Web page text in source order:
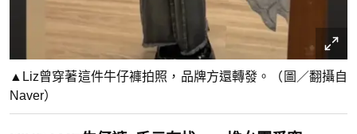
▲Liz曾穿著這件牛仔褲拍照，品牌方還轉發。（圖／翻攝自
Naver）